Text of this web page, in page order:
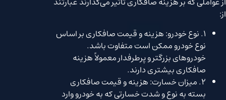
از:
1. نوع خودرو: هزینه و قیمت صافکاری بر اساس
نوع خودرو ممکن است متفاوت باشد.
خودروهای بزرگتر و پرطرفدار معمولاً هزینه
صافکاری بیشتری دارند.
2. میزان خسارت: هزینه و قیمت صافکاری
بسته به نوع و شدت خسارتی که به خودرو وارد